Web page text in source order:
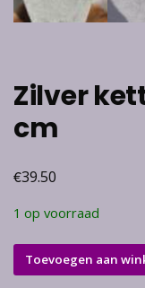
Zilver
cm
€39.50
1 op voorraad
Zilver
ketting
Toevoegen aan